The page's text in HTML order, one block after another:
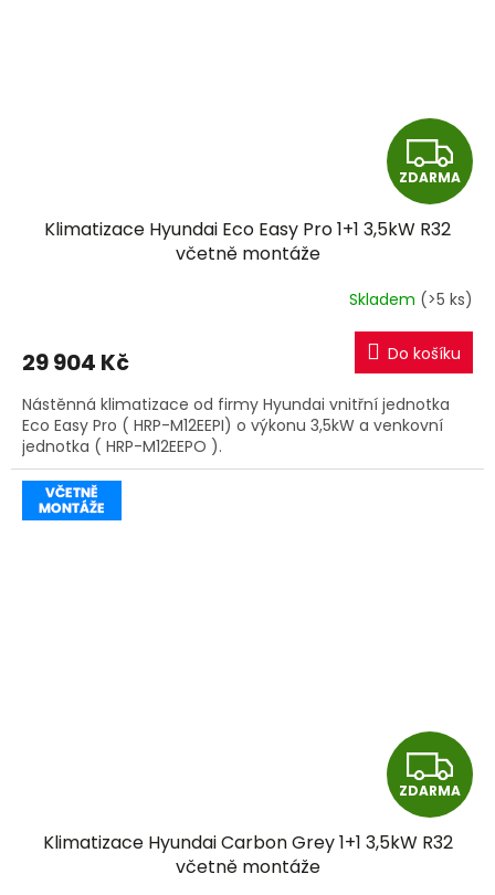
Z
D
R
M
A
ZDARMA
Klimatizace Hyundai Eco Easy Pro 1+1 3,5kW R32
včetně montáže
Skladem (>5 ks)
29 904 Kč Do košíku
Nástěnná klimatizace od firmy Hyundai vnitřní jednotka
Eco Easy Pro ( HRP-M12EEPI) o výkonu 3,5kW a venkovní
jednotka ( HRP-M12EEPO ).
Z
D
A
ZDARMA
Klimatizace Hyundai Carbon Grey 1+1 3,5kW R32
včetně montáže